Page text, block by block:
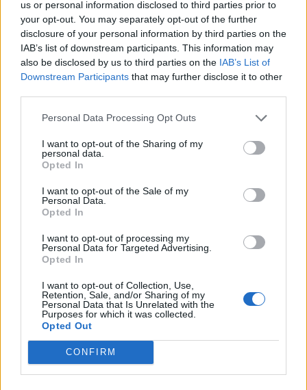
us or personal information disclosed to third parties prior to
your opt-out. You may separately opt-out of the further
disclosure of your personal information by third parties on the
IAB’s list of downstream participants. This information may
also be disclosed by us to third parties on the IAB’s List of
Downstream Participants that may further disclose it to other
Personal Data Processing Opt Outs
I want to opt-out of the Sharing of my
personal data.
Opted In
I want to opt-out of the Sale of my
Personal Data.
Opted In
I want to opt-out of processing my
Personal Data for Targeted Advertising.
Opted In
I want to opt-out of Collection, Use,
Retention, Sale, and/or Sharing of my
Personal Data that Is Unrelated with the
Purposes for which it was collected.
Opted Out
CONFIRM
Július
Július 1., Szerda: AnnamáriaésTihamér
Július 2., Csütörtök:
Július 3., Péntek:KornélésSoma
Július 4., Szombat:Ulrik
Július 5., Vasárnap:EmeseésSarolta
Július 7., Kedd:Apollónia
Július 8., Szerda:
Július 9., Csütörtök:Lukrécia
Július 10., Péntek:
Július 12., Vasárnap:DalmaésIzabella
Július 13., Hétfő:
Július 14., Kedd:Orsés Stella
Július 15., Szerda: HenrikésRoland
Július 16., Csütörtök:
Július 17., Péntek:ElekésEndre
Július 18., Szombat:Frigyes